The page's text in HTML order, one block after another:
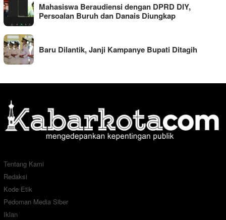
Mahasiswa Beraudiensi dengan DPRD DIY,
Persoalan Buruh dan Danais Diungkap
Baru Dilantik, Janji Kampanye Bupati Ditagih
Tentang Kami
Redaksi
Kode Etik
Pedoman Media Siber
Iklan